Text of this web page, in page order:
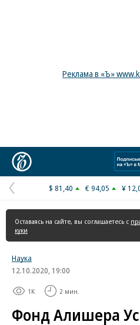
Реклама в «Ъ»
Предыдущая
страница
$ 81,40 € 94,05 ¥
Оставаясь на сайте, вы соглашаетесь с
куки
Наука
12.10.2020, 19:00
1K 2 мин.
Фонд Алишера